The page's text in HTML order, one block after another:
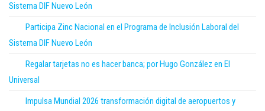
Sistema DIF Nuevo León
Participa Zinc Nacional en el Programa de Inclusión Laboral del
Sistema DIF Nuevo León
Regalar tarjetas no es hacer banca; por Hugo González en El
Universal
Impulsa Mundial 2026 transformación digital de aeropuertos y